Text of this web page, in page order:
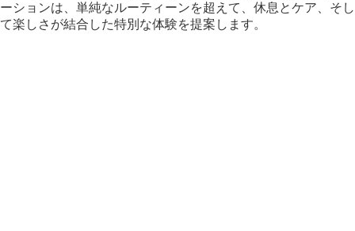
ーションは、単純なルーティーンを超えて、休息とケア、そし
て楽しさが結合した特別な体験を提案します。